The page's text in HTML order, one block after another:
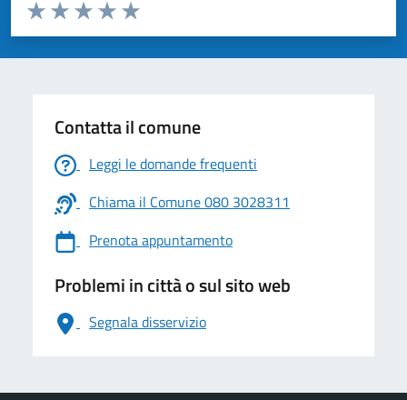
Valuta da 1 a 5 stelle la pagina
Valuta 5 stelle su 5
Valuta 4 stelle su 5
Valuta 3 stelle su 5
Valuta 2 stelle su 5
Valuta 1 stelle su 5
Contatta il comune
Leggi le domande frequenti
Chiama il Comune 080 3028311
Prenota appuntamento
Problemi in città o sul sito web
Segnala disservizio